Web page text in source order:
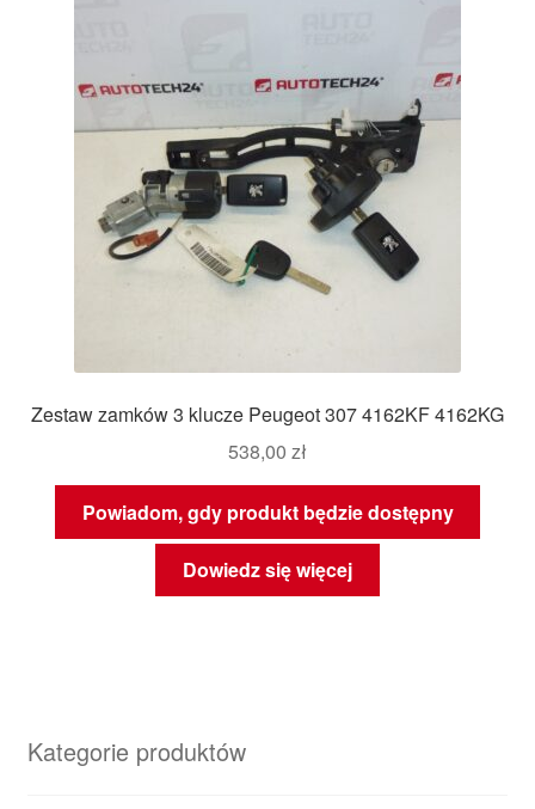
Zestaw zamków 3 klucze Peugeot 307 4162KF 4162KG
538,00 zł
Powiadom, gdy produkt będzie dostępny
Dowiedz się więcej
Kategorie produktów